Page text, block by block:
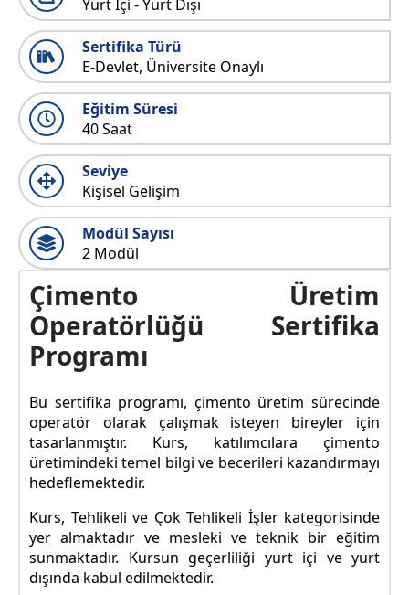
Yurt İçi - Yurt Dışı
Sertifika Türü
E-Devlet, Üniversite Onaylı
Eğitim Süresi
40 Saat
Seviye
Kişisel Gelişim
Modül Sayısı
2 Modül
Çimento Üretim
Operatörlüğü Sertifika
Programı
Bu sertifika programı, çimento üretim sürecinde
operatör olarak çalışmak isteyen bireyler için
tasarlanmıştır. Kurs, katılımcılara çimento
üretimindeki temel bilgi ve becerileri kazandırmayı
hedeflemektedir.
Kurs, Tehlikeli ve Çok Tehlikeli İşler kategorisinde
yer almaktadır ve mesleki ve teknik bir eğitim
sunmaktadır. Kursun geçerliliği yurt içi ve yurt
dışında kabul edilmektedir.